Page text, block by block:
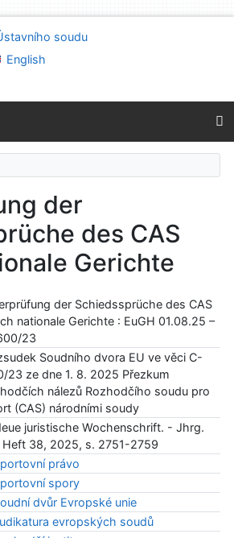
přístupnosti
English
der
des CAS
Gerichte
der Schiedssprüche des CAS
nationale Gerichte : EuGH 01.08.25 –
23
Soudního dvora EU ve věci C-
23 ze dne 1. 8. 2025 Přezkum
nálezů Rozhodčího soudu pro
(CAS) národními soudy
juristische Wochenschrift. - Jhrg.
Heft 38, 2025, s. 2751-2759
právo
spory
dvůr Evropské unie
evropských soudů